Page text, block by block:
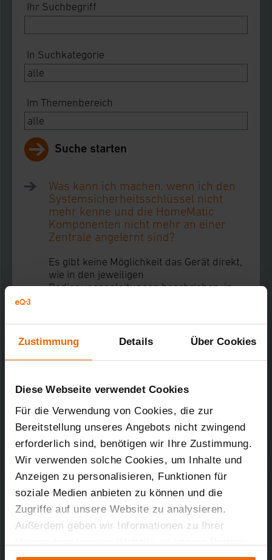
Zustimmung Details Über Cookies
Diese Webseite verwendet Cookies
Für die Verwendung von Cookies, die zur
Bereitstellung unseres Angebots nicht zwingend
erforderlich sind, benötigen wir Ihre Zustimmung.
Wir verwenden solche Cookies, um Inhalte und
Anzeigen zu personalisieren, Funktionen für
soziale Medien anbieten zu können und die
Zugriffe auf unsere Website zu analysieren.
Außerdem geben wir Informationen zu Ihrer
Verwendung unserer Website an unsere Partner
Ihr Suchbegriff
In Suchkategorie
Im Themenbereich
Suche starten
Was kann ich machen, wenn ich den
Systemsicherheitsschlüssel nicht
mehr kenne und die HomeMatic
Komponenten nicht mehr an einer
Zentrale angelernt sind?
Es gibt keine Möglichkeit das Gerät direkt,
wie in den jeweiligen
Bedienungsanleitungen beschrieben, in
Aus Sicherheitsgründen gibt es keinen
„Master-Schlüssel“ der für ein Rücksetzen
der Komponente genutzt werden kann.
Fall einen speziellen Service an. Bitte
Ihren Lieferanten. Dieser kann Ihnen
möglicherweise eine Lösung aufzeigen.